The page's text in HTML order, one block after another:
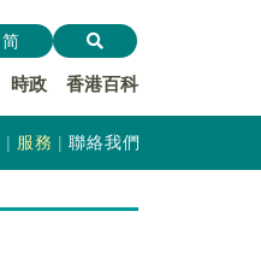
時政 香港百科
简
服務 聯絡我們